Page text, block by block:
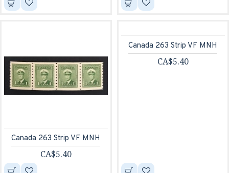
Canada 263 Strip VF MNH
CA$5.40
Canada 263 Strip VF MNH
CA$5.40